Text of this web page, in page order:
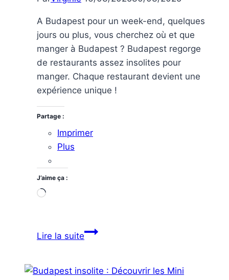
A Budapest pour un week-end, quelques
jours ou plus, vous cherchez où et que
manger à Budapest ? Budapest regorge
de restaurants assez insolites pour
manger. Chaque restaurant devient une
expérience unique !
Partage :
Imprimer
Plus
J’aime ça :
Chargement…
Lire la suiteOù
manger